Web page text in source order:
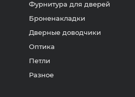
Фурнитура для дверей
Броненакладки
Дверные доводчики
Оптика
Петли
Разное